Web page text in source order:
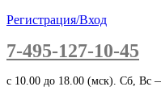
Регистрация/Вход
7-495-127-10-45
c 10.00 до 18.00 (мск). Сб, Вс